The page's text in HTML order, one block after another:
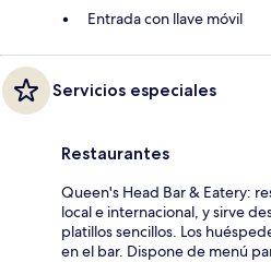
Entrada con llave móvil
Servicios especiales
Restaurantes
Queen's Head Bar & Eatery:
local e internacional, y sirve
platillos sencillos. Los
en el bar. Dispone de menú